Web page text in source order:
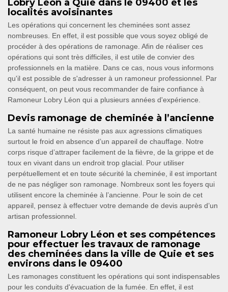
Lobry Léon à Quie dans le 09400 et les
localités avoisinantes
Les opérations qui concernent les cheminées sont assez
nombreuses. En effet, il est possible que vous soyez obligé de
procéder à des opérations de ramonage. Afin de réaliser ces
opérations qui sont très difficiles, il est utile de convier des
professionnels en la matière. Dans ce cas, nous vous informons
qu'il est possible de s'adresser à un ramoneur professionnel. Par
conséquent, on peut vous recommander de faire confiance à
Ramoneur Lobry Léon qui a plusieurs années d'expérience.
Devis ramonage de cheminée à l’ancienne
La santé humaine ne résiste pas aux agressions climatiques
surtout le froid en absence d’un appareil de chauffage. Notre
corps risque d’attraper facilement de la fièvre, de la grippe et de
toux en vivant dans un endroit trop glacial. Pour utiliser
perpétuellement et en toute sécurité la cheminée, il est important
de ne pas négliger son ramonage. Nombreux sont les foyers qui
utilisent encore la cheminée à l’ancienne. Pour le soin de cet
appareil, pensez à effectuer votre demande de devis auprès d’un
artisan professionnel.
Ramoneur Lobry Léon et ses compétences
pour effectuer les travaux de ramonage
des cheminées dans la ville de Quie et ses
environs dans le 09400
Les ramonages constituent les opérations qui sont indispensables
pour les conduits d'évacuation de la fumée. En effet, il est